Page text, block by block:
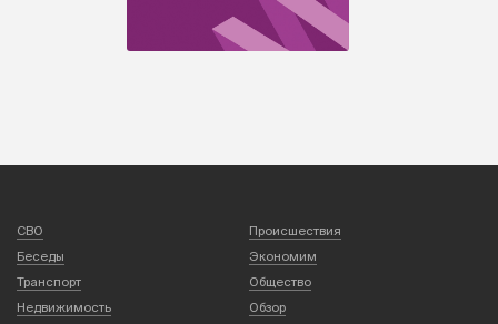
СВО
Происшествия
Беседы
Экономим
Транспорт
Общество
Недвижимость
Обзор